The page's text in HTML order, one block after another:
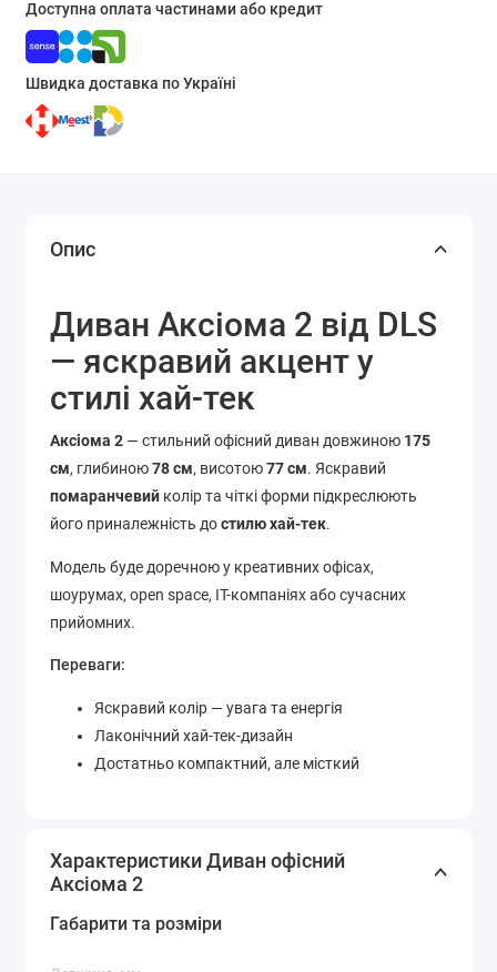
Доступна оплата частинами або кредит
Швидка доставка по Україні
Опис
Диван Аксіома 2 від DLS
— яскравий акцент у
стилі хай-тек
Аксіома 2 — стильний офісний диван довжиною 175
см, глибиною78 см, висотою77 см. Яскравий
помаранчевий колір та чіткі форми підкреслюють
його приналежність достилю хай-тек.
Модель буде доречною у креативних офісах,
шоурумах, open space, IT-компаніях або сучасних
прийомних.
Переваги:
Яскравий колір — увага та енергія
Лаконічний хай-тек-дизайн
Достатньо компактний, але місткий
Характеристики Диван офісний
Аксіома 2
Габарити та розміри